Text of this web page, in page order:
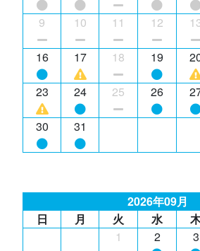
9 10 11 12
16 17 18 19
23 24 25 26
30 31
2026年09月
日
月 火 水
1
2 3